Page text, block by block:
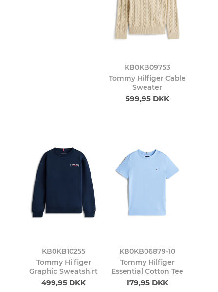
KB0KB09753
Tommy Hilfiger Cable
Sweater
599,95 DKK
KB0KB10255
Tommy Hilfiger
Graphic Sweatshirt
499,95 DKK
KB0KB06879-10
Tommy Hilfiger
Essential Cotton Tee
179,95 DKK